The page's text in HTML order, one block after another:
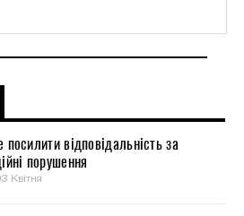
посилити відповідальність за
порушення
Квітня